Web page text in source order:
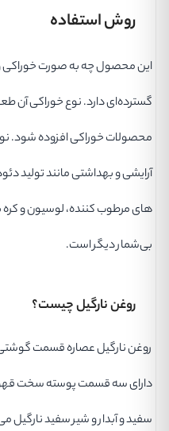
روش استفاده
این محصول چه به صورت خوراکی
گسترده‌ای دارد. نوع خوراکی آن
محصولات خوراکی افزوده شود.
آرایشی و بهداشتی مانند تولید
های مرطوب کننده، لوسیون و کره
بی‌شمار دیگر است.
روغن نارگیل چیست؟
روغن نارگیل عصاره قسمت
دارای سه قسمت پوسته سخت
سفید و آبدار و شیر سفید